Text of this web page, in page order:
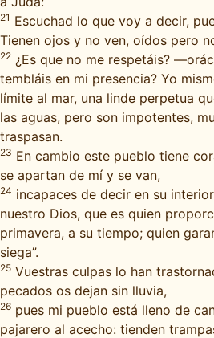
21 Escuchad lo que voy a decir,
Tienen ojos y no ven, oídos pero
22 ¿Es que no me respetáis?
tembláis en mi presencia? Yo
límite al mar, una linde perpetua
las aguas, pero son impotentes,
traspasan.
23 En cambio este pueblo tiene
se apartan de mí y se van,
24 incapaces de decir en su
nuestro Dios, que es quien
primavera, a su tiempo; quien
siega”.
25 Vuestras culpas lo han
pecados os dejan sin lluvia,
26 pues mi pueblo está lleno de
pajarero al acecho: tienden